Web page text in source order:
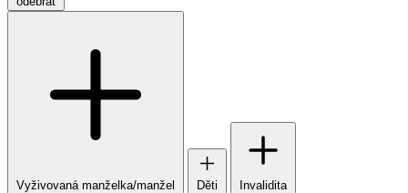
Vyživovaná manželka/manžel Děti Invalidita